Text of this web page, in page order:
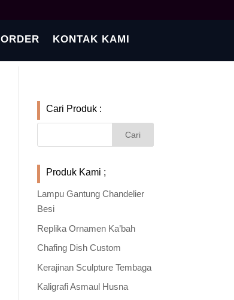
ORDER KONTAK KAMI
Cari Produk :
Produk Kami ;
Lampu Gantung Chandelier
Besi
Replika Ornamen Ka’bah
Chafing Dish Custom
Kerajinan Sculpture Tembaga
Kaligrafi Asmaul Husna